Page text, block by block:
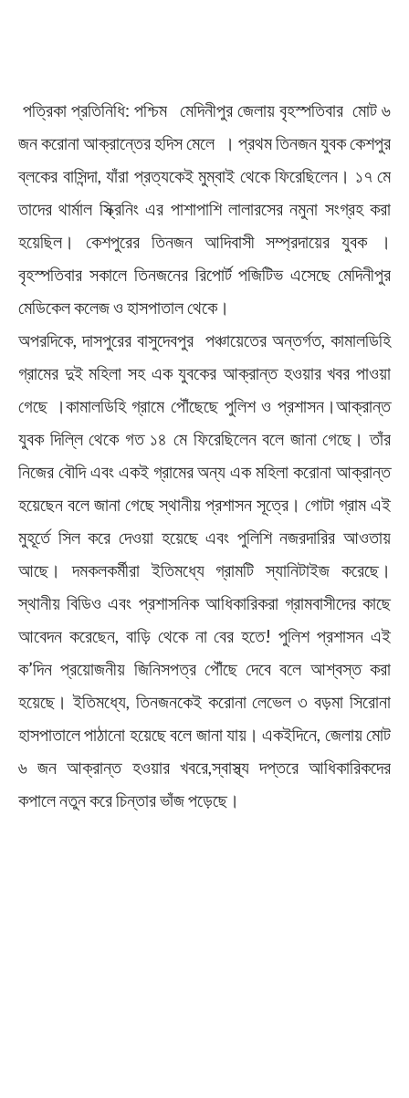
পত্রিকা প্রতিনিধি: পশ্চিম মেদিনীপুর জেলায় বৃহস্পতিবার মোট ৬
জন করোনা আক্রান্তের হদিস মেলে । প্রথম তিনজন যুবক কেশপুর
ব্লকের বাসিন্দা, যাঁরা প্রত্যকেই মুম্বাই থেকে ফিরেছিলেন। ১৭ মে
তাদের থার্মাল স্ক্রিনিং এর পাশাপাশি লালারসের নমুনা সংগ্রহ করা
হয়েছিল। কেশপুরের তিনজন আদিবাসী সম্প্রদায়ের যুবক ।
বৃহস্পতিবার সকালে তিনজনের রিপোর্ট পজিটিভ এসেছে মেদিনীপুর
মেডিকেল কলেজ ও হাসপাতাল থেকে।
অপরদিকে, দাসপুরের বাসুদেবপুর পঞ্চায়েতের অন্তর্গত, কামালডিহি
গ্রামের দুই মহিলা সহ এক যুবকের আক্রান্ত হওয়ার খবর পাওয়া
গেছে ।কামালডিহি গ্রামে পৌঁছেছে পুলিশ ও প্রশাসন।আক্রান্ত
যুবক দিল্লি থেকে গত ১৪ মে ফিরেছিলেন বলে জানা গেছে। তাঁর
নিজের বৌদি এবং একই গ্রামের অন্য এক মহিলা করোনা আক্রান্ত
হয়েছেন বলে জানা গেছে স্থানীয় প্রশাসন সূত্রে। গোটা গ্রাম এই
মুহূর্তে সিল করে দেওয়া হয়েছে এবং পুলিশি নজরদারির আওতায়
আছে। দমকলকর্মীরা ইতিমধ্যে গ্রামটি স্যানিটাইজ করেছে।
স্থানীয় বিডিও এবং প্রশাসনিক আধিকারিকরা গ্রামবাসীদের কাছে
আবেদন করেছেন, বাড়ি থেকে না বের হতে! পুলিশ প্রশাসন এই
ক’দিন প্রয়োজনীয় জিনিসপত্র পৌঁছে দেবে বলে আশ্বস্ত করা
হয়েছে। ইতিমধ্যে, তিনজনকেই করোনা লেভেল ৩ বড়মা সিরোনা
হাসপাতালে পাঠানো হয়েছে বলে জানা যায়। একইদিনে, জেলায় মোট
৬ জন আক্রান্ত হওয়ার‌ খবরে,স্বাস্থ্য দপ্তরে আধিকারিকদের
কপালে নতুন করে চিন্তার ভাঁজ পড়েছে।